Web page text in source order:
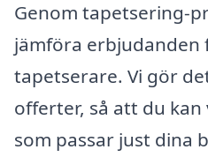
Genom tapetsering-
jämföra erbjudanden
tapetserare. Vi gör
offerter, så att du
som passar just dina